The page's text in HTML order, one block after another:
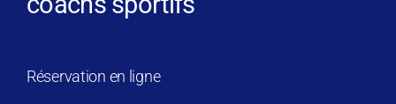
Réservation en ligne